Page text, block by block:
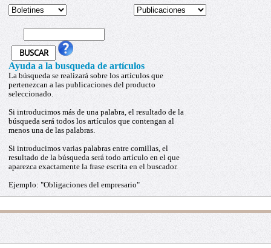
Ayuda a la busqueda de artículos
La búsqueda se realizará sobre los artículos que
pertenezcan a las publicaciones del producto
seleccionado.
Si introducimos más de una palabra, el resultado de la
búsqueda será todos los artículos que contengan al
menos una de las palabras.
Si introducimos varias palabras entre comillas, el
resultado de la búsqueda será todo artículo en el que
aparezca exactamente la frase escrita en el buscador.
Ejemplo: "Obligaciones del empresario"